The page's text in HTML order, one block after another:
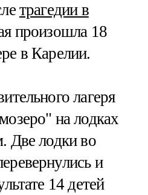
трагедии в
произошла 18
в Карелии.
лагеря
на лодках
Две лодки во
и
14 детей